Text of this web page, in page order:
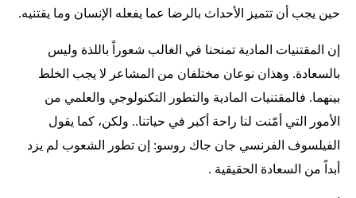
حين يجب أن تتميز الأحداث بالرضا عما يفعله الإنسان وما يقتنيه.
إن المقتنيات المادية تمنحنا في الغالب شعوراً باللذة وليس
بالسعادة. وهذان نوعان مختلفان من المشاعر لا يجب الخلط
بينهما. فالمقتنيات المادية والتطور التكنولوجي والعلمي من
الأمور التي أمّنت لنا راحة أكبر في حياتنا.. ولكن، كما يقول
الفيلسوف الفرنسي جان جاك روسو: إن تطور الشعوب لم يزد
أبداً من السعادة الحقيقية .